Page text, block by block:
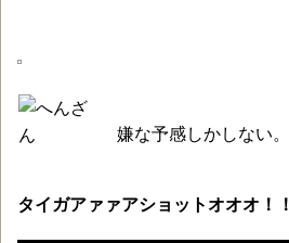
嫌な予感しかしない。
タイガアァァアショットオオオ！！